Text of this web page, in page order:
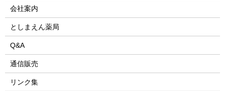
会社案内
としまえん薬局
Q&A
通信販売
リンク集